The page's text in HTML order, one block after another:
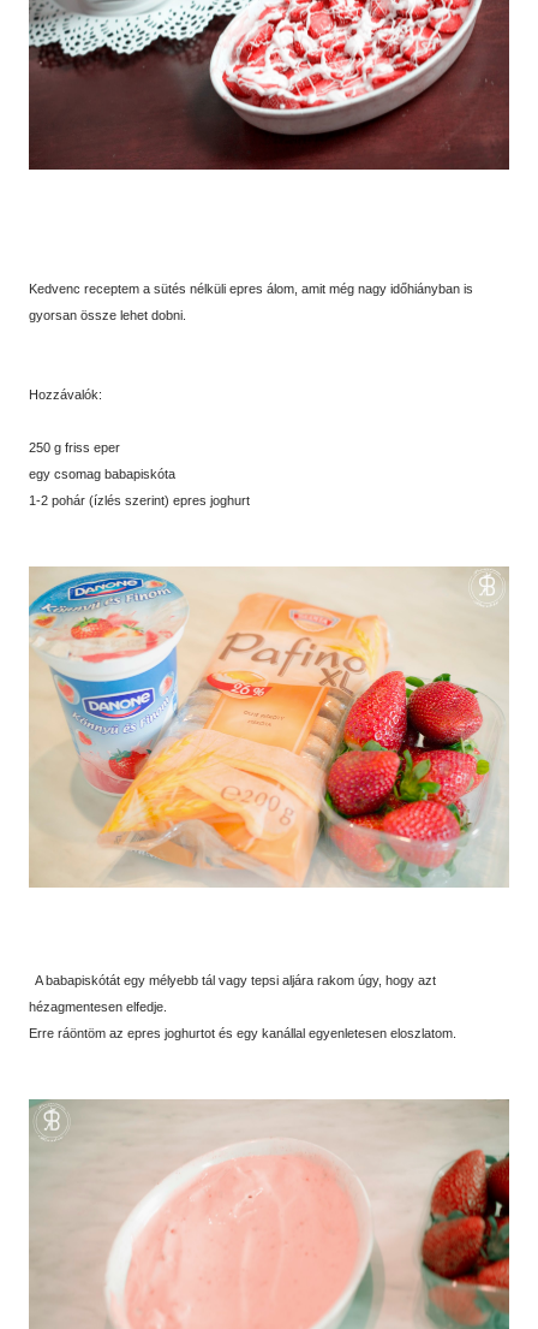
Kedvenc receptem a sütés nélküli epres álom, amit még nagy időhiányban is
gyorsan össze lehet dobni.
Hozzávalók:
250 g friss eper
egy csomag babapiskóta
1-2 pohár (ízlés szerint) epres joghurt
A babapiskótát egy mélyebb tál vagy tepsi aljára rakom úgy, hogy azt
hézagmentesen elfedje.
Erre ráöntöm az epres joghurtot és egy kanállal egyenletesen eloszlatom.